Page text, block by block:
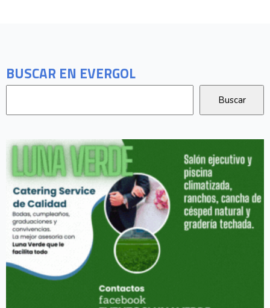
BUSCAR EN EVERGOL